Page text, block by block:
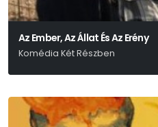
Az Ember, Az Állat És Az Erény
Komédia Két Részben